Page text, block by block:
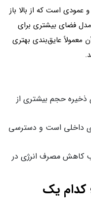
عمودی است که از بالا باز
مدل فضای بیشتری برای
معمولاً عایق‌بندی بهتری
ذخیره حجم بیشتری از
داخلی است و دسترسی
کاهش مصرف انرژی در
کدام یک